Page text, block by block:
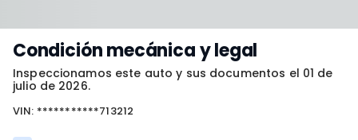
Condición mecánica y legal
Inspeccionamos este auto y sus documentos el 01 de
julio de 2026.
VIN: ***********713212